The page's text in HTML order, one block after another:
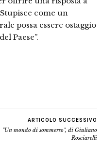
come un
possa essere ostaggio
Paese”.
ARTICOLO SUCCESSIVO
"Un mondo di sommerso", di Giuliano
Rosciarelli